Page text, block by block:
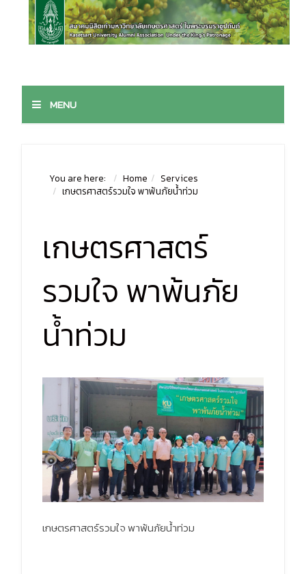
MENU
You are here: Home
Services
เกษตรศาสตร์รวมใจ พาพ้นภัยน้ำท่วม
เกษตรศาสตร์
รวมใจ พาพ้นภัย
น้ำท่วม
เกษตรศาสตร์รวมใจ พาพ้นภัยน้ำท่วม